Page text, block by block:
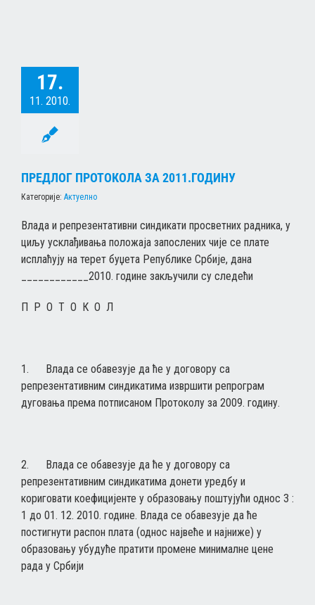
17.
11. 2010.
ПРЕДЛОГ ПРОТОКОЛА ЗА 2011.ГОДИНУ
Категорије: Актуелно
Влада и репрезентативни синдикати просветних радника, у
циљу усклађивања положаја запослених чије се плате
исплаћују на терет буџета Републике Србије, дана
____________2010. године закључили су следећи
П Р О Т О К О Л
1. Влада се обавезује да ће у договору са
репрезентативним синдикатима извршити репрограм
дуговања према потписаном Протоколу за 2009. годину.
2. Влада се обавезује да ће у договору са
репрезентативним синдикатима донети уредбу и
кориговати коефицијенте у образовању поштујући однос 3 :
1 до 01. 12. 2010. године. Влада се обавезује да ће
постигнути распон плата (однос највеће и најниже) у
образовању убудуће пратити промене минималне цене
рада у Србији